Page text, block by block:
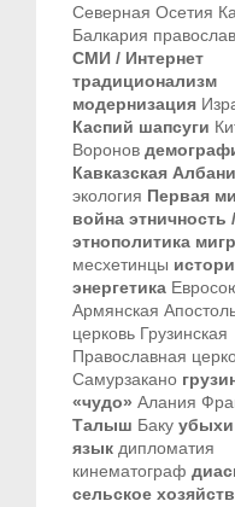
Северная Осетия
Балкария
СМИ / Интернет
традиционализм
модернизация
Каспий шапсуги
Воронов
Кавказская
экология Первая
война этничность /
этнополитика
месхетинцы
энергетика
Армянская
церковь Грузинская
Православная
Самурзакано
«чудо» Алания
Талыш Баку убыхи
язык дипломатия
кинематограф
сельское